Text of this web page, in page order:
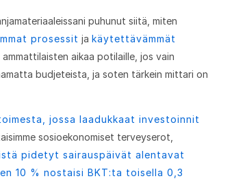
puhunut siitä, miten
prosessit ja käytettävämmät
aikaa potilaille, jos vain
budjeteista, ja soten tärkein mittari on
jossa laadukkaat investoinnit
sosioekonomiset terveyserot,
pidetyt sairauspäivät alentavat
10 % nostaisi BKT:ta toisella 0,3